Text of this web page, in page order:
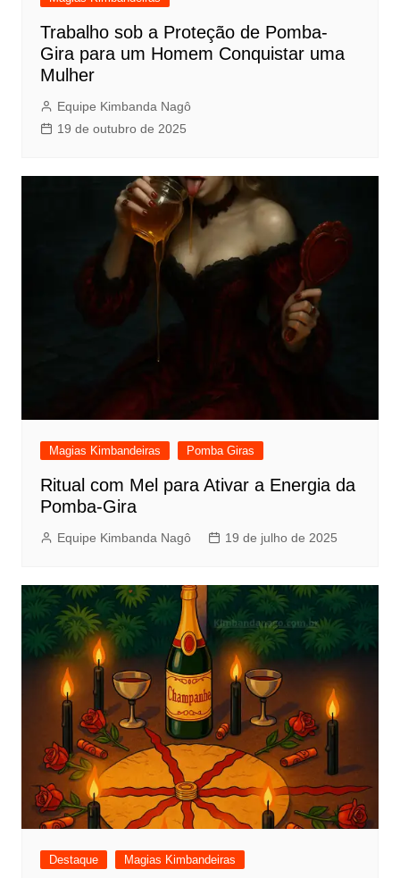
Trabalho sob a Proteção de Pomba-
Gira para um Homem Conquistar uma
Mulher
Equipe Kimbanda Nagô
19 de outubro de 2025
Magias Kimbandeiras Pomba Giras
Ritual com Mel para Ativar a Energia da
Pomba-Gira
Equipe Kimbanda Nagô 19 de julho de 2025
Destaque Magias Kimbandeiras